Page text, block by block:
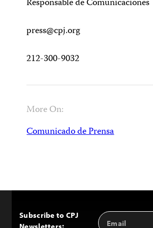
Responsable de Comunicaciones
press@cpj.org
212-300-9032
More On:
Comunicado de Prensa
Subscribe to CPJ
Email